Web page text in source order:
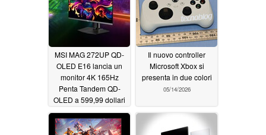
MSI MAG 272UP QD-
OLED E16 lancia un
monitor 4K 165Hz
Penta Tandem QD-
OLED a 599,99 dollari
05/19/2026
Il nuovo controller
Microsoft Xbox si
presenta in due colori
05/14/2026